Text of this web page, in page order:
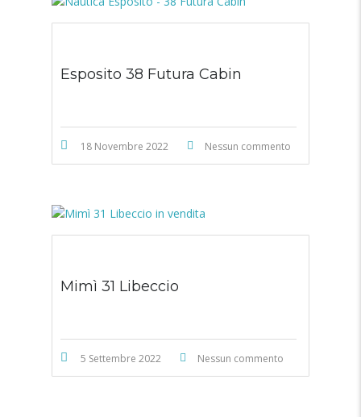
Esposito 38 Futura Cabin
18 Novembre 2022 Nessun commento
Mimì 31 Libeccio
5 Settembre 2022 Nessun commento